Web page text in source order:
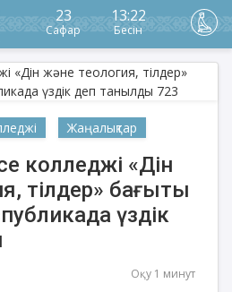
23
Сафар
13:22
Бесін
Жаңалықтар
колледжі «Дін
тілдер» бағыты
үздік
Оқу 1 минут